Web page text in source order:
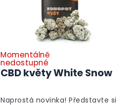
CBD květy White Snow
Momentálně
nedostupné
Naprostá novinka! Představte si